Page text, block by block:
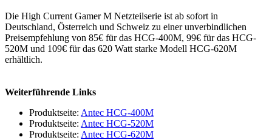
Die High Current Gamer M Netzteilserie ist ab sofort in
Deutschland, Österreich und Schweiz zu einer unverbindlichen
Preisempfehlung von 85€ für das HCG-400M, 99€ für das HCG-
520M und 109€ für das 620 Watt starke Modell HCG-620M
erhältlich.
Weiterführende Links
Produktseite: Antec HCG-400M
Produktseite: Antec HCG-520M
Produktseite: Antec HCG-620M